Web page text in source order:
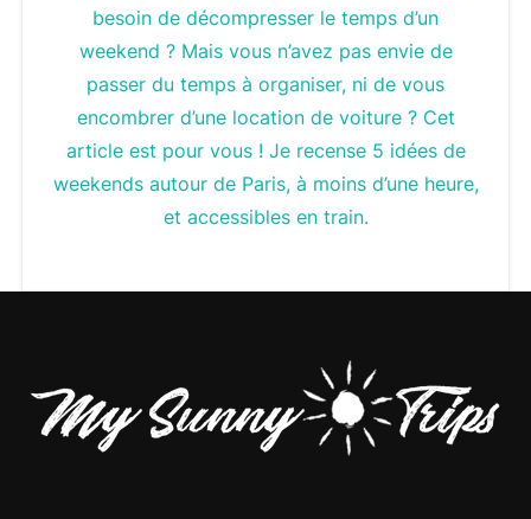
besoin de décompresser le temps d’un
weekend ? Mais vous n’avez pas envie de
passer du temps à organiser, ni de vous
encombrer d’une location de voiture ? Cet
article est pour vous ! Je recense 5 idées de
weekends autour de Paris, à moins d’une heure,
et accessibles en train.